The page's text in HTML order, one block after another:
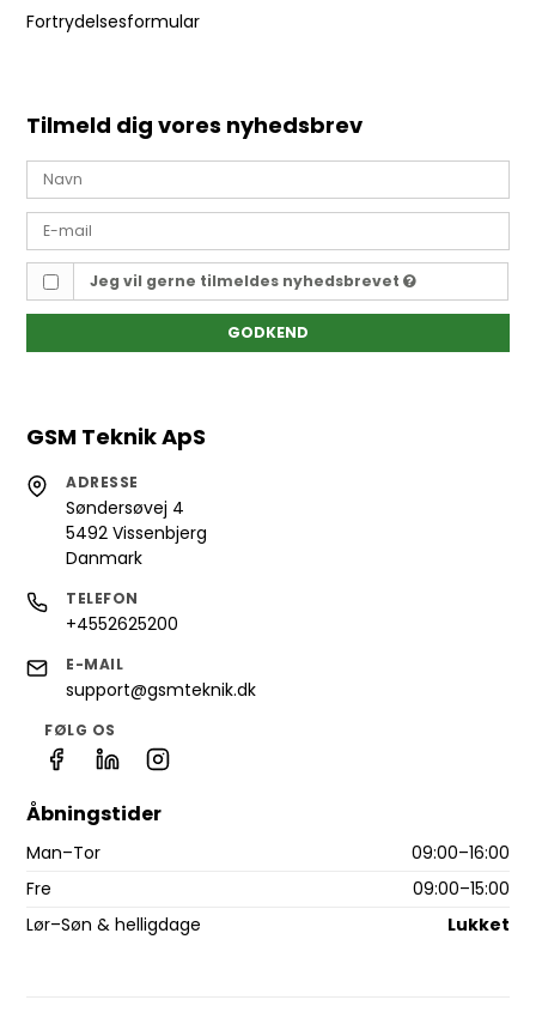
Fortrydelsesformular
Tilmeld dig vores nyhedsbrev
Jeg vil gerne tilmeldes nyhedsbrevet
GODKEND
GSM Teknik ApS
ADRESSE
Søndersøvej 4
5492 Vissenbjerg
Danmark
TELEFON
+4552625200
E-MAIL
support@gsmteknik.dk
FØLG OS
Åbningstider
Man–Tor
09:00–16:00
Fre
09:00–15:00
Lør–Søn & helligdage
Lukket